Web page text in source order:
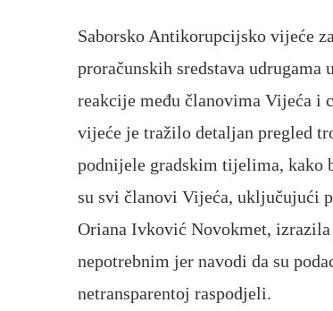
Saborsko Antikorupcijsko vijeće
proračunskih sredstava
reakcije među članovima Vijeća
vijeće je tražilo detaljan pregled
podnijele gradskim tijelima, kako
su svi članovi Vijeća, uključujući
Oriana Ivković Novokmet,
nepotrebnim jer navodi da su
netransparentoj raspodjeli.